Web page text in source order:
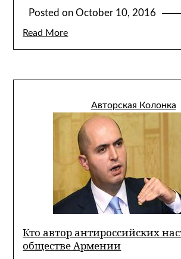
Posted onOctober 10, 2016
Read More
Авторская Колонка
Кто автор антироссийских
обществе Армении